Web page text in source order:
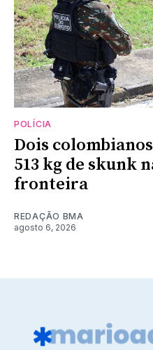
POLÍCIA
Dois
513 kg de skunk
fronteira
REDAÇÃO BMA
agosto 6, 2026